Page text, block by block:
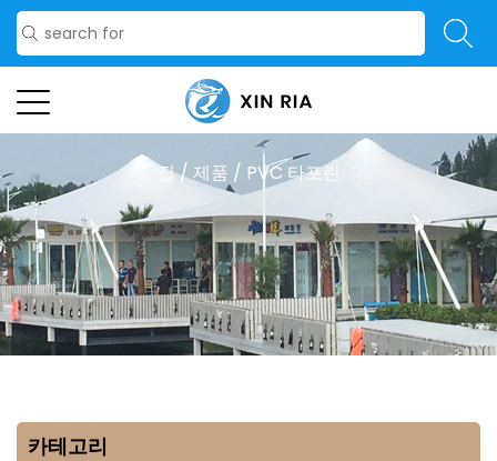
집/제품 / PVC 타포린
카테고리